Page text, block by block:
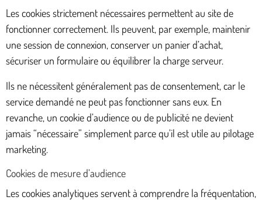
Les cookies strictement nécessaires permettent au site de
fonctionner correctement. Ils peuvent, par exemple, maintenir
une session de connexion, conserver un panier d’achat,
sécuriser un formulaire ou équilibrer la charge serveur.
Ils ne nécessitent généralement pas de consentement, car le
service demandé ne peut pas fonctionner sans eux. En
revanche, un cookie d’audience ou de publicité ne devient
jamais “nécessaire” simplement parce qu’il est utile au pilotage
marketing.
Cookies de mesure d’audience
Les cookies analytiques servent à comprendre la fréquentation,